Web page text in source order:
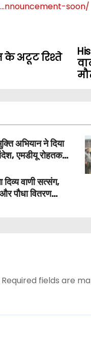
soon/
के अटूट रिश्ते
अभियान ने दिया
एमडीयू रोहतक में
वाणी सत्संग,
पौधा वितरण
Required fields are